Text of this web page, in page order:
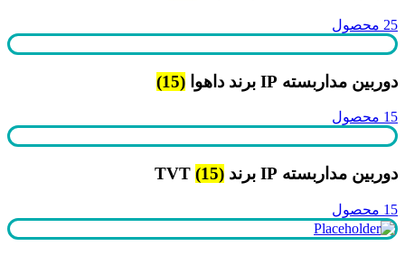
25 محصول
دوربین مداربسته IP برند داهوا (15)
15 محصول
دوربین مداربسته IP برند TVT (15)
15 محصول